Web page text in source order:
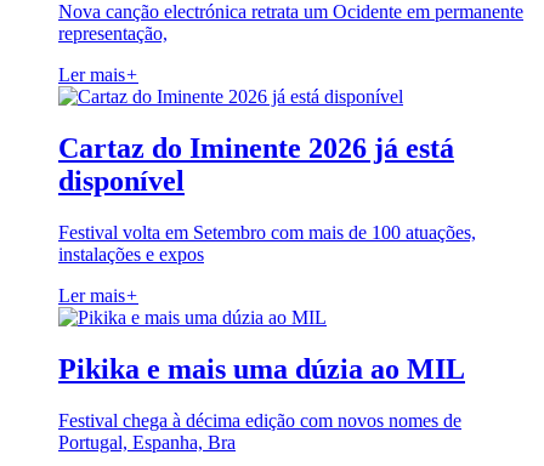
Nova canção electrónica retrata um Ocidente em permanente
representação,
Ler mais+
Cartaz do Iminente 2026 já está
disponível
Festival volta em Setembro com mais de 100 atuações,
instalações e expos
Ler mais+
Pikika e mais uma dúzia ao MIL
Festival chega à décima edição com novos nomes de
Portugal, Espanha, Bra